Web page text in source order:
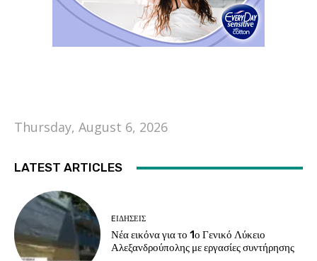
Thursday, August 6, 2026
LATEST ARTICLES
EΙΔΗΣΕΙΣ
Νέα εικόνα για το 1ο Γενικό Λύκειο
Αλεξανδρούπολης με εργασίες συντήρησης